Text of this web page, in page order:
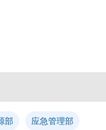
部 应急管理部